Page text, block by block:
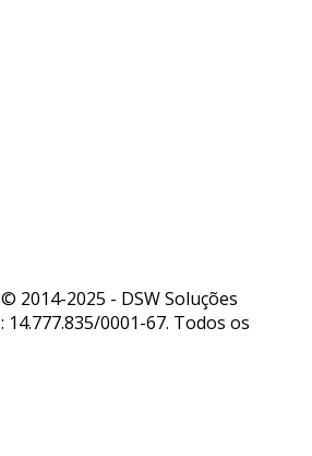
2014-2025 - DSW Soluções
14.777.835/0001-67. Todos os